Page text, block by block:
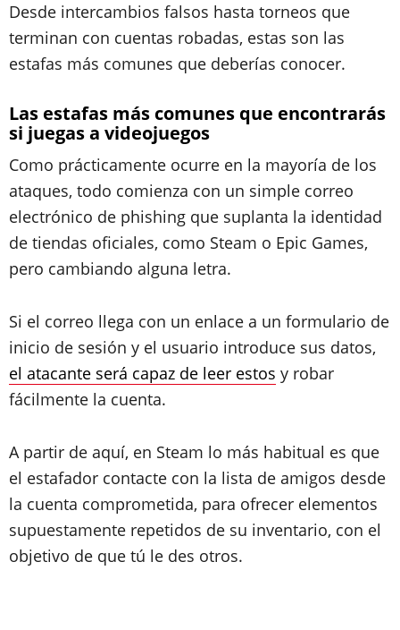
Desde intercambios falsos hasta torneos que
terminan con cuentas robadas, estas son las
estafas más comunes que deberías conocer.
Las estafas más comunes que encontrarás
si juegas a videojuegos
Como prácticamente ocurre en la mayoría de los
ataques, todo comienza con un simple correo
electrónico de phishing que suplanta la identidad
de tiendas oficiales, como Steam o Epic Games,
pero cambiando alguna letra.
Si el correo llega con un enlace a un formulario de
inicio de sesión y el usuario introduce sus datos,
el atacante será capaz de leer estos y robar
fácilmente la cuenta.
A partir de aquí, en Steam lo más habitual es que
el estafador contacte con la lista de amigos desde
la cuenta comprometida, para ofrecer elementos
supuestamente repetidos de su inventario, con el
objetivo de que tú le des otros.